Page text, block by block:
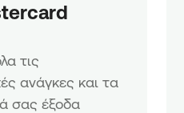
τις
ανάγκες και τα
σας έξοδα